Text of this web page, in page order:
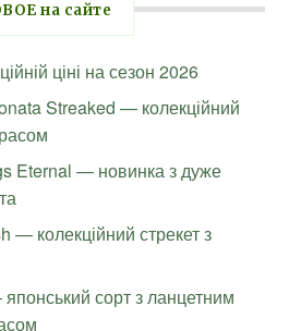
на сайте
ціні на сезон 2026
Streaked — колекційний
Eternal — новинка з дуже
— колекційний стрекет з
сорт з ланцетним